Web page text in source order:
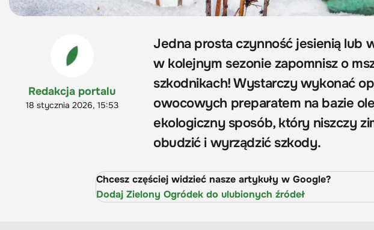
Redakcja portalu
18 stycznia 2026, 15:53
Jedna prosta czynność jesienią lub
w kolejnym sezonie zapomnisz o
szkodnikach! Wystarczy wykonać
owocowych preparatem na bazie
ekologiczny sposób, który niszczy
obudzić i wyrządzić szkody.
Chcesz częściej widzieć nasze artykuły w Google?
Dodaj Zielony Ogródek do ulubionych źródeł